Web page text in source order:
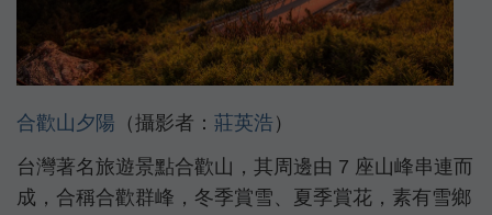
合歡山夕陽 （攝影者： 莊英浩 ）
台灣著名旅遊景點合歡山，其周邊由 7 座山峰串連而
成，合稱合歡群峰，冬季賞雪、夏季賞花，素有雪鄉